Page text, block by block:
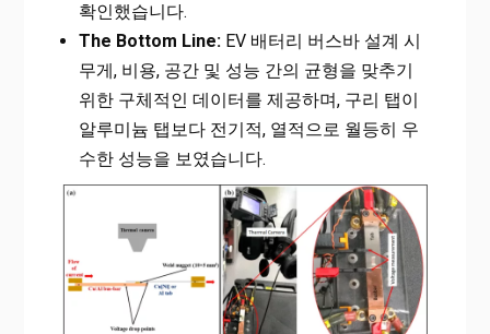
확인했습니다.
The Bottom Line:EV 배터리 버스바 설계 시
무게, 비용, 공간 및 성능 간의 균형을 맞추기
위한 구체적인 데이터를 제공하며, 구리 탭이
알루미늄 탭보다 전기적, 열적으로 월등히 우
수한 성능을 보였습니다.